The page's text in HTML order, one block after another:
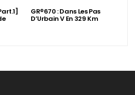
GR®670 : Dans Les Pas
D’Urbain V En 329 Km